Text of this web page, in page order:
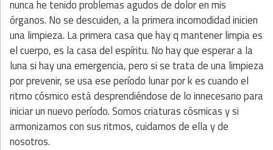
nunca he tenido problemas agudos de dolor en mis
órganos. No se descuiden, a la primera incomodidad inicien
una limpieza. La primera casa que hay q mantener limpia es
el cuerpo, es la casa del espíritu. No hay que esperar a la
luna si hay una emergencia, pero si se trata de una limpieza
por prevenir, se usa ese período lunar por k es cuando el
ritmo cósmico está desprendiéndose de lo innecesario para
iniciar un nuevo período. Somos criaturas cósmicas y si
armonizamos con sus ritmos, cuidamos de ella y de
nosotros.